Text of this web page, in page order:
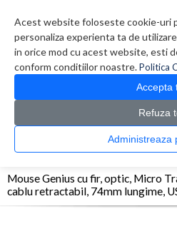
Acest website foloseste cookie-uri
personaliza experienta ta de
in orice mod cu acest website, esti
conform conditiilor noastre.Politica
Accepta
Refuza
CATALOG PRODUSE
> Mouse >
Mouse Genius cu fir, optic, Micro
cablu retractabil, 74mm lungime,